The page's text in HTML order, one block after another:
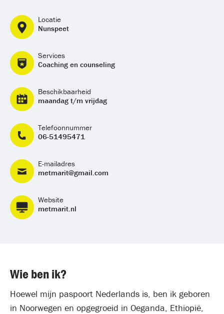
Locatie
Nunspeet
Services
Coaching en counseling
Beschikbaarheid
maandag t/m vrijdag
Telefoonnummer
06-51495471
E-mailadres
metmarit@gmail.com
Website
metmarit.nl
Wie ben ik?
Hoewel mijn paspoort Nederlands is, ben ik geboren
in Noorwegen en opgegroeid in Oeganda, Ethiopië,